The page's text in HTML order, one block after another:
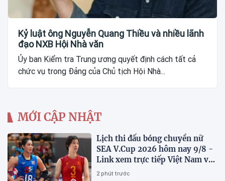
Kỷ luật ông Nguyễn Quang Thiều và nhiều lãnh
đạo NXB Hội Nhà văn
Ủy ban Kiểm tra Trung ương quyết định cách tất cả
chức vụ trong Đảng của Chủ tịch Hội Nhà...
MỚI CẬP NHẬT
Lịch thi đấu bóng chuyền nữ
SEA V.Cup 2026 hôm nay 9/8 -
Link xem trực tiếp Việt Nam vs
Thái Lan
2 phút trước